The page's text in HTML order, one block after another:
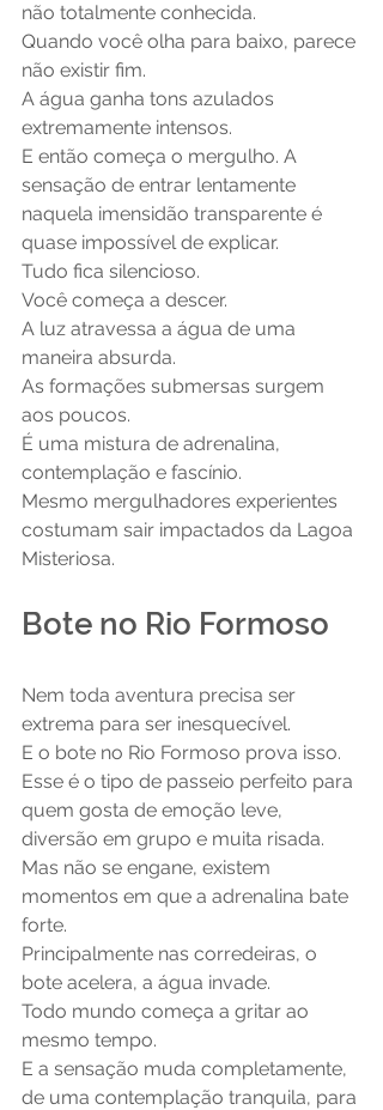
não totalmente conhecida.
Quando você olha para baixo, parece
não existir fim.
A água ganha tons azulados
extremamente intensos.
E então começa o mergulho. A
sensação de entrar lentamente
naquela imensidão transparente é
quase impossível de explicar.
Tudo fica silencioso.
Você começa a descer.
A luz atravessa a água de uma
maneira absurda.
As formações submersas surgem
aos poucos.
É uma mistura de adrenalina,
contemplação e fascínio.
Mesmo mergulhadores experientes
costumam sair impactados da Lagoa
Misteriosa.
Bote no Rio Formoso
Nem toda aventura precisa ser
extrema para ser inesquecível.
E o bote no Rio Formoso prova isso.
Esse é o tipo de passeio perfeito para
quem gosta de emoção leve,
diversão em grupo e muita risada.
Mas não se engane, existem
momentos em que a adrenalina bate
forte.
Principalmente nas corredeiras, o
bote acelera, a água invade.
Todo mundo começa a gritar ao
mesmo tempo.
E a sensação muda completamente,
de uma contemplação tranquila, para